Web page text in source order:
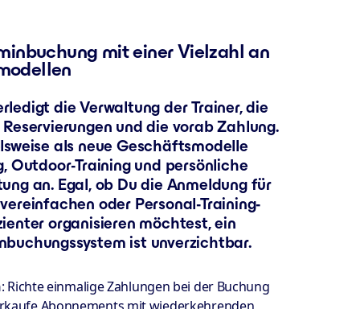
mit einer Vielzahl an
die Verwaltung der Trainer, die
und die vorab Zahlung.
als neue Geschäftsmodelle
Outdoor-Training und persönliche
an. Egal, ob Du die Anmeldung für
oder Personal-Training-
organisieren möchtest, ein
ist unverzichtbar.
: Richte einmalige Zahlungen bei der Buchung